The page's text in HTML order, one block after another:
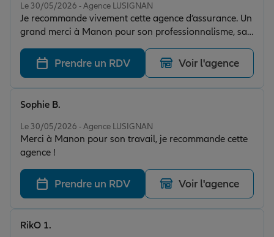
Le 30/05/2026 - Agence LUSIGNAN
Je recommande vivement cette agence d’assurance. Un
grand merci à Manon pour son professionnalisme, sa
disponibilité et ses précieux conseils. Elle a pris le
temps de répondre à toutes mes questions et de
m’accompagner dans mes démarches avec efficacité et
bienveillance. Un service client de qualité que je
recommande sans hésitation. Merci encore à Manon
pour son excellent travail !
Prendre un RDV Voir l'agence
Le 30/05/2026 - Agence LUSIGNAN
Merci à Manon pour son travail, je recommande cette
agence !
Sophie B.
Prendre un RDV Voir l'agence
RikO 1.